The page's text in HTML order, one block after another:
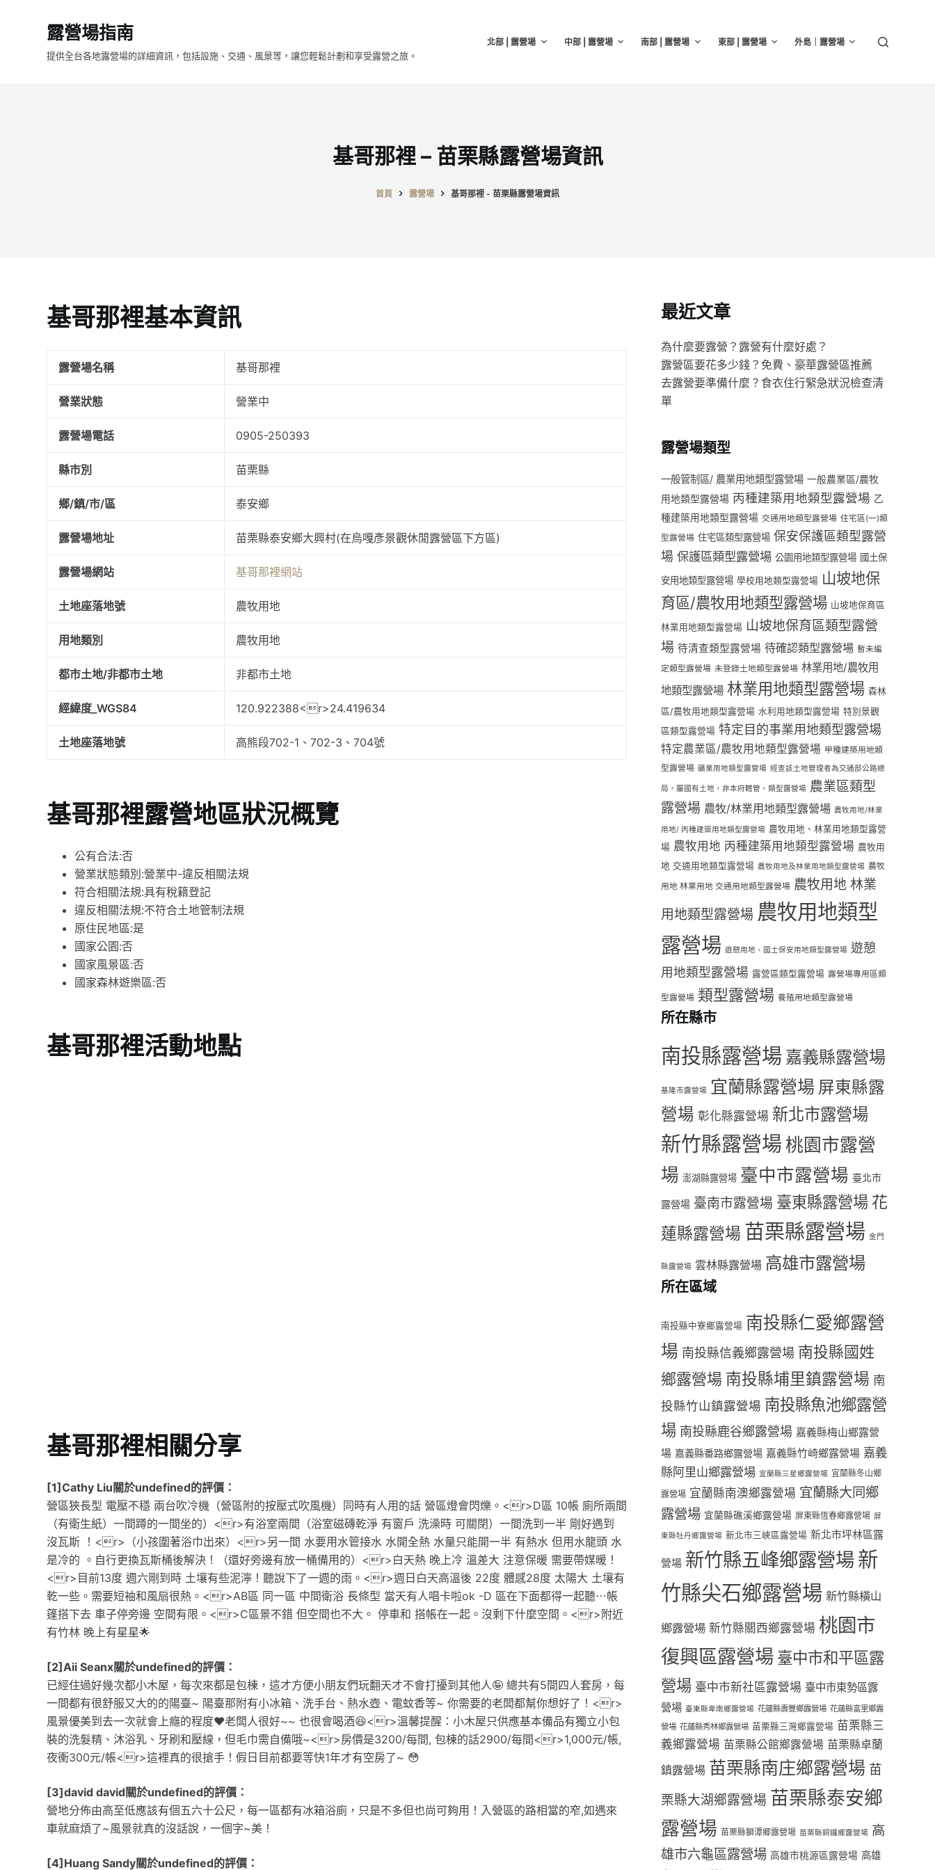
露營場指南
提供全台各地露營場的詳細資訊，包括設施、交通、風景等，讓您輕鬆計劃和享受露營之旅。
北部 | 露營場 中部 | 露營場 南部 | 露營場 東部 | 露營場 外島｜露營場
基哥那裡 – 苗栗縣露營場資訊
首頁 露營場 基哥那裡 - 苗栗縣露營場資訊
基哥那裡基本資訊
露營場名稱 基哥那裡
營業狀態 營業中
露營場電話 0905-250393
縣市別 苗栗縣
鄉/鎮/市/區 泰安鄉
露營場地址 苗栗縣泰安鄉大興村(在烏嘎彥景觀休閒露營區下方區)
露營場網站 基哥那裡網站
土地座落地號 農牧用地
用地類別 農牧用地
都市土地/非都市土地 非都市土地
經緯度_WGS84 120.922388<r>24.419634
土地座落地號 高熊段702-1、702-3、704號
基哥那裡露營地區狀況概覽
公有合法:否
營業狀態類別:營業中-違反相關法規
符合相關法規:具有稅籍登記
違反相關法規:不符合土地管制法規
原住民地區:是
國家公園:否
國家風景區:否
國家森林遊樂區:否
基哥那裡活動地點
基哥那裡相關分享
[1]Cathy Liu關於undefined的評價：
營區狹長型 電壓不穩 兩台吹冷機（營區附的按壓式吹風機）同時有人用的話 營區燈會閃爍。<r>D區 10帳 廁所兩間
（有衛生紙）一間蹲的一間坐的）<r>有浴室兩間（浴室磁磚乾淨 有窗戶 洗澡時 可關閉）一間洗到一半 剛好遇到
沒瓦斯 ！<r>（小孩圍著浴巾出來）<r>另一間 水要用水管接水 水開全熱 水量只能開一半 有熱水 但用水龍頭 水
是冷的 。自行更換瓦斯桶後解決！（還好旁邊有放一桶備用的）<r>白天熱 晚上冷 溫差大 注意保暖 需要帶媒暖！
<r>目前13度 週六剛到時 土壤有些泥濘！聽說下了一週的雨。<r>週日白天高溫後 22度 體感28度 太陽大 土壤有
乾一些。需要短袖和風扇很熱。<r>AB區 同一區 中間衛浴 長條型 當天有人唱卡啦ok -D 區在下面都得一起聽⋯帳
篷搭下去 車子停旁邊 空間有限。<r>C區景不錯 但空間也不大。 停車和 搭帳在一起。沒剩下什麼空間。<r>附近
有竹林 晚上有星星🌟
[2]Aii Seanx關於undefined的評價：
已經住過好幾次都小木屋，每次來都是包棟，這才方便小朋友們玩翻天才不會打擾到其他人🤪 總共有5間四人套房，每
一間都有很舒服又大的的陽臺~ 陽臺那附有小冰箱、洗手台、熱水壺、電蚊香等~ 你需要的老闆都幫你想好了！<r>
風景優美到去一次就會上癮的程度❤老闆人很好~~ 也很會喝酒😆<r>溫馨提醒：小木屋只供應基本備品有獨立小包
裝的洗髮精、沐浴乳、牙刷和壓線，但毛巾需自備哦~<r>房價是3200/每間, 包棟的話2900/每間<r>1,000元/帳,
夜衝300元/帳<r>這裡真的很搶手！假日目前都要等快1年才有空房了~ 😳
[3]david david關於undefined的評價：
營地分佈由高至低應該有個五六十公尺，每一區都有冰箱浴廁，只是不多但也尚可夠用！入營區的路相當的窄,如遇來
車就麻煩了~風景就真的沒話說，一個字~美！
[4]Huang Sandy關於undefined的評價：
最近文章
為什麼要露營？露營有什麼好處？
露營區要花多少錢？免費、豪華露營區推薦
去露營要準備什麼？食衣住行緊急狀況檢查清
單
露營場類型
一般管制區/ 農業用地類型露營場 一般農業區/農牧
用地類型露營場 丙種建築用地類型露營場 乙
種建築用地類型露營場 交通用地類型露營場 住宅區(一)類
型露營場 住宅區類型露營場 保安保護區類型露營
場 保護區類型露營場 公園用地類型露營場 國土保
安用地類型露營場 學校用地類型露營場 山坡地保
育區/農牧用地類型露營場 山坡地保育區
林業用地類型露營場 山坡地保育區類型露營
場 待清查類型露營場 待確認類型露營場 暫未編
定類型露營場 未登錄土地類型露營場 林業用地/農牧用
地類型露營場 林業用地類型露營場 森林
區/農牧用地類型露營場 水利用地類型露營場 特別景觀
區類型露營場 特定目的事業用地類型露營場
特定農業區/農牧用地類型露營場 甲種建築用地類
型露營場 礦業用地類型露營場 經查該土地管理者為交通部公路總
局，屬國有土地，非本府轄管。類型露營場 農業區類型
露營場 農牧/林業用地類型露營場 農牧用地/林業
用地/ 丙種建築用地類型露營場 農牧用地、林業用地類型露營
場 農牧用地 丙種建築用地類型露營場 農牧用
地 交通用地類型露營場 農牧用地及林業用地類型露營場 農牧
用地 林業用地 交通用地類型露營場 農牧用地 林業
用地類型露營場 農牧用地類型
露營場 遊憩用地、國土保安用地類型露營場 遊憩
用地類型露營場 露營區類型露營場 露營場專用區類
型露營場 類型露營場 養殖用地類型露營場
所在縣市
南投縣露營場 嘉義縣露營場
基隆市露營場 宜蘭縣露營場 屏東縣露
營場 彰化縣露營場 新北市露營場
新竹縣露營場 桃園市露營
場 澎湖縣露營場 臺中市露營場 臺北市
露營場 臺南市露營場 臺東縣露營場 花
蓮縣露營場 苗栗縣露營場 金門
縣露營場 雲林縣露營場 高雄市露營場
所在區域
南投縣中寮鄉露營場 南投縣仁愛鄉露營
場 南投縣信義鄉露營場 南投縣國姓
鄉露營場 南投縣埔里鎮露營場 南
投縣竹山鎮露營場 南投縣魚池鄉露營
場 南投縣鹿谷鄉露營場 嘉義縣梅山鄉露營
場 嘉義縣番路鄉露營場 嘉義縣竹崎鄉露營場 嘉義
縣阿里山鄉露營場 宜蘭縣三星鄉露營場 宜蘭縣冬山鄉
露營場 宜蘭縣南澳鄉露營場 宜蘭縣大同鄉
露營場 宜蘭縣礁溪鄉露營場 屏東縣恆春鄉露營場 屏
東縣牡丹鄉露營場 新北市三峽區露營場 新北市坪林區露
營場 新竹縣五峰鄉露營場新
竹縣尖石鄉露營場 新竹縣橫山
鄉露營場 新竹縣關西鄉露營場 桃園市
復興區露營場 臺中市和平區露
營場 臺中市新社區露營場 臺中市東勢區露
營場 臺東縣卑南鄉露營場 花蓮縣壽豐鄉露營場 花蓮縣富里鄉露
營場 花蓮縣秀林鄉露營場 苗栗縣三灣鄉露營場 苗栗縣三
義鄉露營場 苗栗縣公館鄉露營場 苗栗縣卓蘭
鎮露營場 苗栗縣南庄鄉露營場 苗
栗縣大湖鄉露營場 苗栗縣泰安鄉
露營場 苗栗縣獅潭鄉露營場 苗栗縣銅鑼鄉露營場 高
雄市六龜區露營場 高雄市桃源區露營場 高雄